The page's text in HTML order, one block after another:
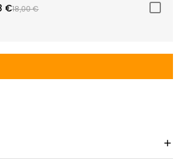
€18,00 €